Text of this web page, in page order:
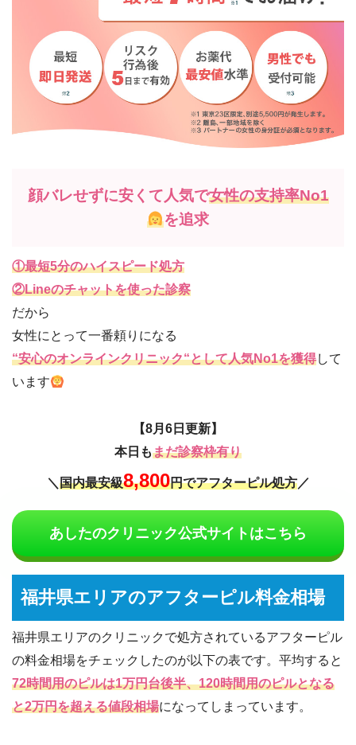
顔バレせずに安くて人気で女性の支持率No1
を追求
①最短5分のハイスピード処方
②Lineのチャットを使った診察
だから
女性にとって一番頼りになる
“安心のオンラインクリニック“として人気No1を獲得して
います
【8月6日更新】
本日もまだ診察枠有り
＼ 国内最安級8,800円でアフターピル処方／
あしたのクリニック公式サイトはこちら
福井県エリアのアフターピル料金相場
福井県エリアのクリニックで処方されているアフターピル
の料金相場をチェックしたのが以下の表です。平均すると
72時間用のピルは1万円台後半、120時間用のピルとなる
と2万円を超える値段相場になってしまっています。